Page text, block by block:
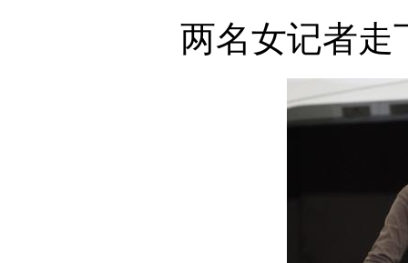
两名女记者走